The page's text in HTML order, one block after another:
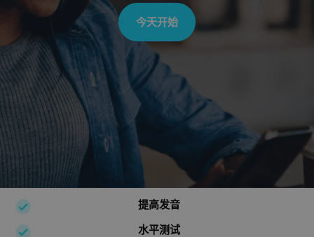
今天开始
提高发音
水平测试